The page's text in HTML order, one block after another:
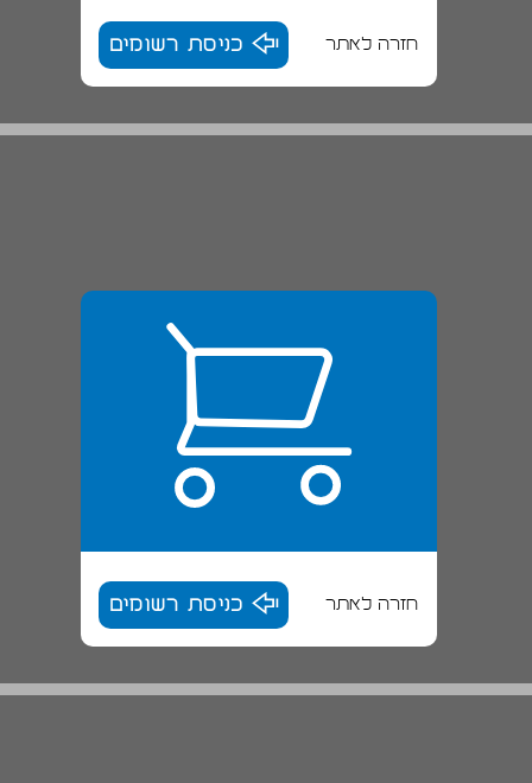
חזרה לאתר כניסת רשומים
חזרה לאתר כניסת רשומים